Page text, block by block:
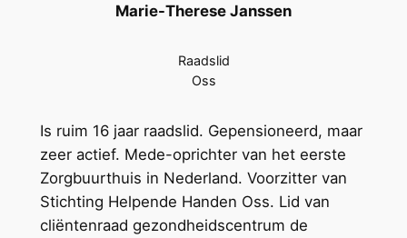
Marie-Therese Janssen
Raadslid
Oss
Is ruim 16 jaar raadslid. Gepensioneerd, maar
zeer actief. Mede-oprichter van het eerste
Zorgbuurthuis in Nederland. Voorzitter van
Stichting Helpende Handen Oss. Lid van
cliëntenraad gezondheidscentrum de